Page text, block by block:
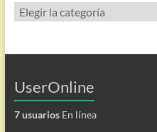
Categorías
UserOnline
7 usuariosEn línea